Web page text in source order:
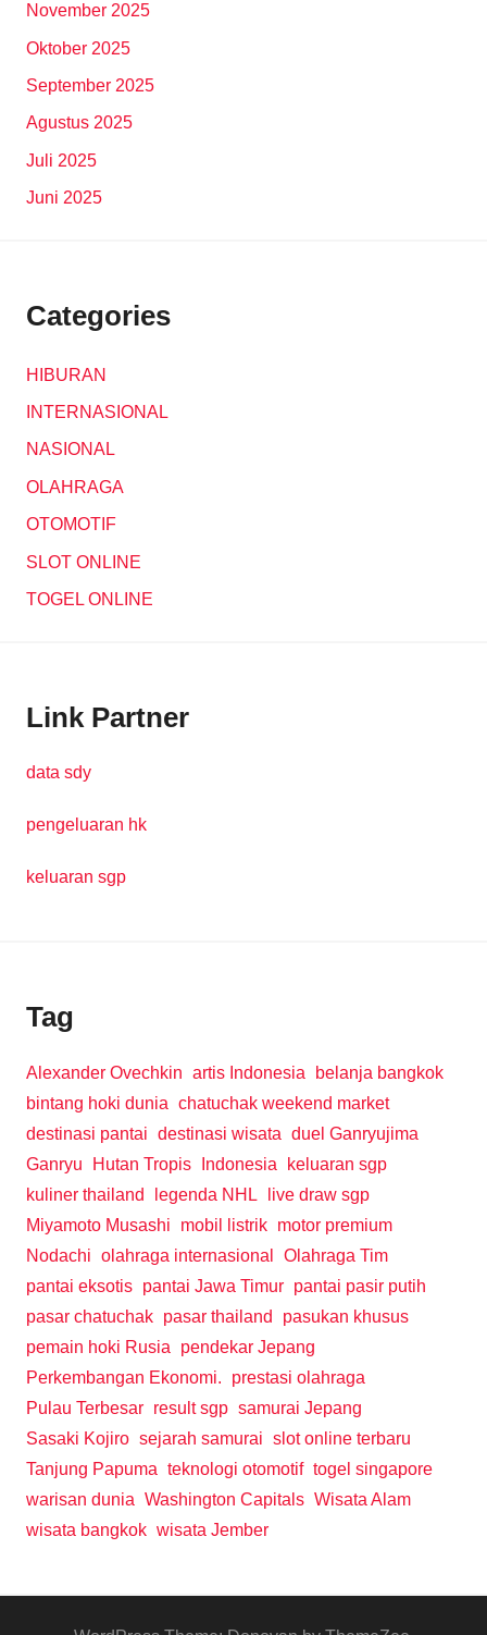
November 2025
Oktober 2025
September 2025
Agustus 2025
Juli 2025
Juni 2025
Categories
HIBURAN
INTERNASIONAL
NASIONAL
OLAHRAGA
OTOMOTIF
SLOT ONLINE
TOGEL ONLINE
Link Partner
data sdy
pengeluaran hk
keluaran sgp
Tag
Alexander Ovechkin artis Indonesia
belanja bangkok
bintang hoki dunia chatuchak weekend market
destinasi pantai destinasi wisata duel Ganryujima
Ganryu
Hutan Tropis Indonesia
keluaran sgp
kuliner thailand
legenda NHL
live draw sgp
Miyamoto Musashi
mobil listrik motor premium
Nodachi olahraga internasional
Olahraga Tim
pantai eksotis pantai Jawa Timur pantai pasir putih
pasar chatuchak pasar thailand
pasukan khusus
pemain hoki Rusia
pendekar Jepang
Perkembangan Ekonomi.
prestasi olahraga
Pulau Terbesar result sgp samurai Jepang
Sasaki Kojiro sejarah samurai slot online terbaru
Tanjung Papuma teknologi otomotif togel singapore
warisan dunia Washington Capitals Wisata Alam
wisata bangkok wisata Jember